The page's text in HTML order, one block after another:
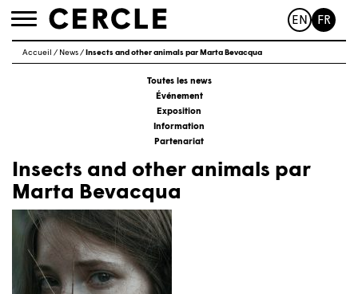
Toggle
EN FR
Accueil / News/ Insects and other animals par Marta Bevacqua
Toutes les news
Événement
Exposition
Information
Partenariat
Insects and other animals par
Marta Bevacqua